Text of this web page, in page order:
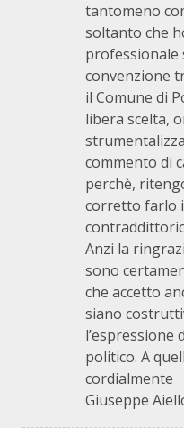
tantomeno
soltanto che
professionale
convenzione
il Comune di
libera scelta,
commento di
perchè,
corretto farlo
Anzi la
sono
che accetto
siano
l’espressione
politico. A
cordialmente
Giuseppe